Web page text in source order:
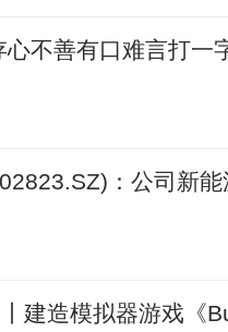
不善有口难言打一
：公司新
电池包组件等新产品
建造模拟器游戏《